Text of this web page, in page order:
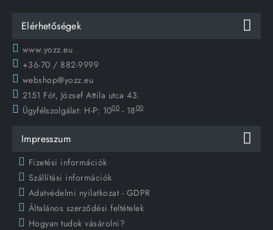
Elérhetőségek
www.yozz.eu
+36-70 / 882-9999
webshop@yozz.eu
2151 Fót, József Attila utca 43.
Ügyfélszolgálat: H-P: 1000 - 1800
Impresszum
Fizetési információk
Szállítási információk
Adatvédelmi nyilatkozat - GDPR
Általános szerződési feltételek
Hogyan tudok vásárolni?